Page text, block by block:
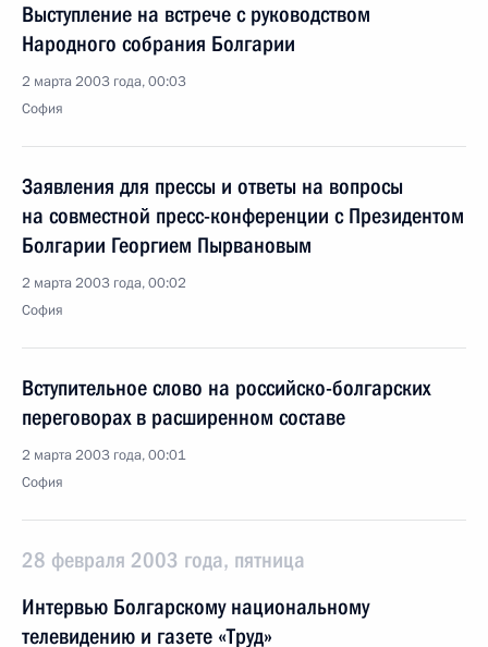
Выступление на встрече с руководством
Народного собрания Болгарии
2 марта 2003 года, 00:03
София
Заявления для прессы и ответы на вопросы
на совместной пресс-конференции с Президентом
Болгарии Георгием Пырвановым
2 марта 2003 года, 00:02
София
Вступительное слово на российско-болгарских
переговорах в расширенном составе
2 марта 2003 года, 00:01
София
28 февраля 2003 года, пятница
Интервью Болгарскому национальному
телевидению и газете «Труд»